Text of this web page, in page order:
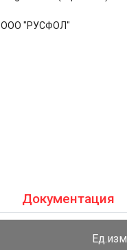
ООО "РУСФОЛ"
Документация
Ед.изм